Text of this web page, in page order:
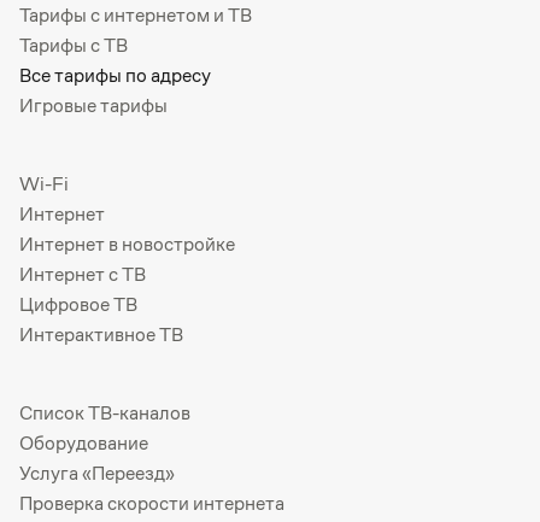
Тарифы с интернетом и ТВ
Тарифы с ТВ
Все тарифы по адресу
Игровые тарифы
Wi-Fi
Интернет
Интернет в новостройке
Интернет с ТВ
Цифровое ТВ
Интерактивное ТВ
Список ТВ-каналов
Оборудование
Услуга «Переезд»
Проверка скорости интернета